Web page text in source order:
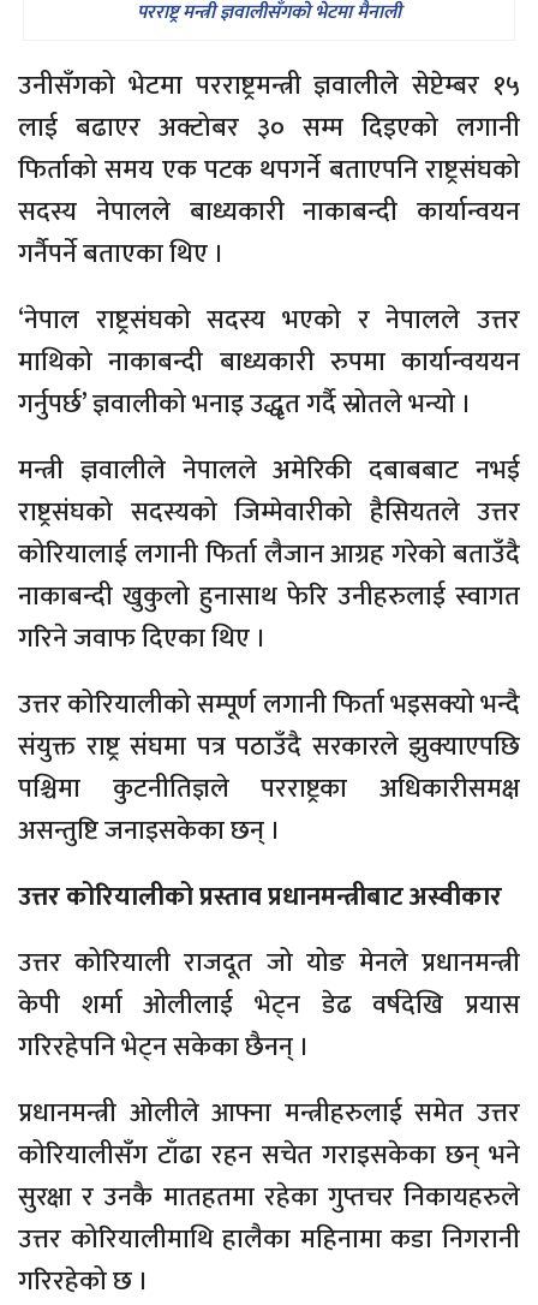
परराष्ट्र मन्त्री ज्ञवालीसँगको भेटमा मैनाली
उनीसँगको भेटमा परराष्ट्रमन्त्री ज्ञवालीले सेप्टेम्बर १५
लाई बढाएर अक्टोबर ३० सम्म दिइएको लगानी
फिर्ताको समय एक पटक थपगर्ने बताएपनि राष्ट्रसंघको
सदस्य नेपालले बाध्यकारी नाकाबन्दी कार्यान्वयन
गर्नैपर्ने बताएका थिए ।
‘नेपाल राष्ट्रसंघको सदस्य भएको र नेपालले उत्तर
माथिको नाकाबन्दी बाध्यकारी रुपमा कार्यान्वययन
गर्नुपर्छ’ ज्ञवालीको भनाइ उद्धृत गर्दै स्रोतले भन्यो ।
मन्त्री ज्ञवालीले नेपालले अमेरिकी दबाबबाट नभई
राष्ट्रसंघको सदस्यको जिम्मेवारीको हैसियतले उत्तर
कोरियालाई लगानी फिर्ता लैजान आग्रह गरेको बताउँदै
नाकाबन्दी खुकुलो हुनासाथ फेरि उनीहरुलाई स्वागत
गरिने जवाफ दिएका थिए ।
उत्तर कोरियालीको सम्पूर्ण लगानी फिर्ता भइसक्यो भन्दै
संयुक्त राष्ट्र संघमा पत्र पठाउँदै सरकारले झुक्याएपछि
पश्चिमा कुटनीतिज्ञले परराष्ट्रका अधिकारीसमक्ष
असन्तुष्टि जनाइसकेका छन् ।
उत्तर कोरियालीको प्रस्ताव प्रधानमन्त्रीबाट अस्वीकार
उत्तर कोरियाली राजदूत जो योङ मेनले प्रधानमन्त्री
केपी शर्मा ओलीलाई भेट्न डेढ वर्षदेखि प्रयास
गरिरहेपनि भेट्न सकेका छैनन् ।
प्रधानमन्त्री ओलीले आफ्ना मन्त्रीहरुलाई समेत उत्तर
कोरियालीसँग टाँढा रहन सचेत गराइसकेका छन् भने
सुरक्षा र उनकै मातहतमा रहेका गुप्तचर निकायहरुले
उत्तर कोरियालीमाथि हालैका महिनामा कडा निगरानी
गरिरहेको छ ।